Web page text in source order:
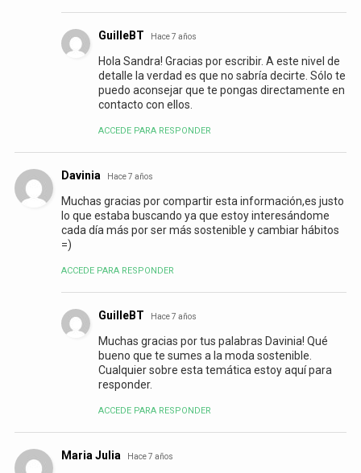
GuilleBT Hace 7 años
Hola Sandra! Gracias por escribir. A este nivel de
detalle la verdad es que no sabría decirte. Sólo te
puedo aconsejar que te pongas directamente en
contacto con ellos.
ACCEDE PARA RESPONDER
Davinia Hace 7 años
Muchas gracias por compartir esta información,es justo
lo que estaba buscando ya que estoy interesándome
cada día más por ser más sostenible y cambiar hábitos
=)
ACCEDE PARA RESPONDER
GuilleBT Hace 7 años
Muchas gracias por tus palabras Davinia! Qué
bueno que te sumes a la moda sostenible.
Cualquier sobre esta temática estoy aquí para
responder.
ACCEDE PARA RESPONDER
Maria Julia Hace 7 años